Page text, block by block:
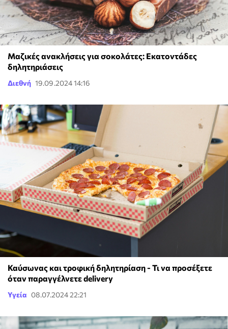
Μαζικές ανακλήσεις για σοκολάτες: Εκατοντάδες
δηλητηριάσεις
Διεθνή 19.09.2024 14:16
Καύσωνας και τροφική δηλητηρίαση - Τι να προσέξετε
όταν παραγγέλνετε delivery
Υγεία 08.07.2024 22:21